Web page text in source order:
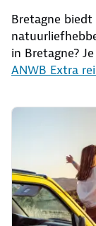
Bretagne
in Bretagne?
ANWB Extra